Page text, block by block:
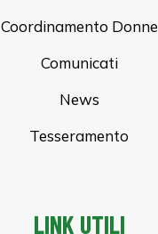
Coordinamento Donne
Comunicati
News
Tesseramento
LINK UTILI